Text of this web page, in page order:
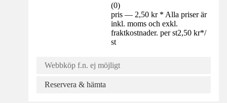
(0)
pris — 2,50 kr * Alla priser är
inkl. moms och exkl.
fraktkostnader. per st2,50 kr*/
st
Webbköp f.n. ej möjligt
Reservera & hämta